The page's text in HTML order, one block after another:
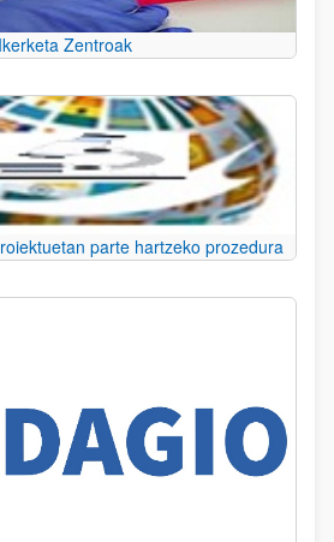
Ikerketa Zentroak
parte hartzeko prozedura